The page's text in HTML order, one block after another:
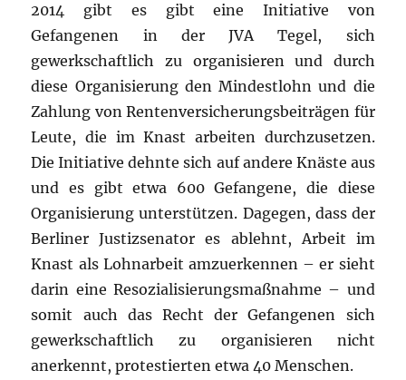
2014 gibt es gibt eine Initiative von
Gefangenen in der JVA Tegel, sich
gewerkschaftlich zu organisieren und durch
diese Organisierung den Mindestlohn und die
Zahlung von Rentenversicherungsbeiträgen für
Leute, die im Knast arbeiten durchzusetzen.
Die Initiative dehnte sich auf andere Knäste aus
und es gibt etwa 600 Gefangene, die diese
Organisierung unterstützen. Dagegen, dass der
Berliner Justizsenator es ablehnt, Arbeit im
Knast als Lohnarbeit amzuerkennen – er sieht
darin eine Resozialisierungsmaßnahme – und
somit auch das Recht der Gefangenen sich
gewerkschaftlich zu organisieren nicht
anerkennt, protestierten etwa 40 Menschen.